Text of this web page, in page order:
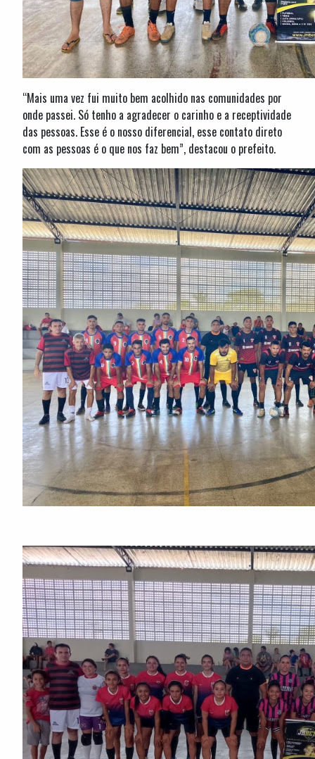
“Mais uma vez fui muito bem acolhido nas comunidades por
onde passei. Só tenho a agradecer o carinho e a receptividade
das pessoas. Esse é o nosso diferencial, esse contato direto
com as pessoas é o que nos faz bem”, destacou o prefeito.